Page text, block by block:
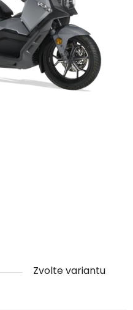
Zvolte variantu